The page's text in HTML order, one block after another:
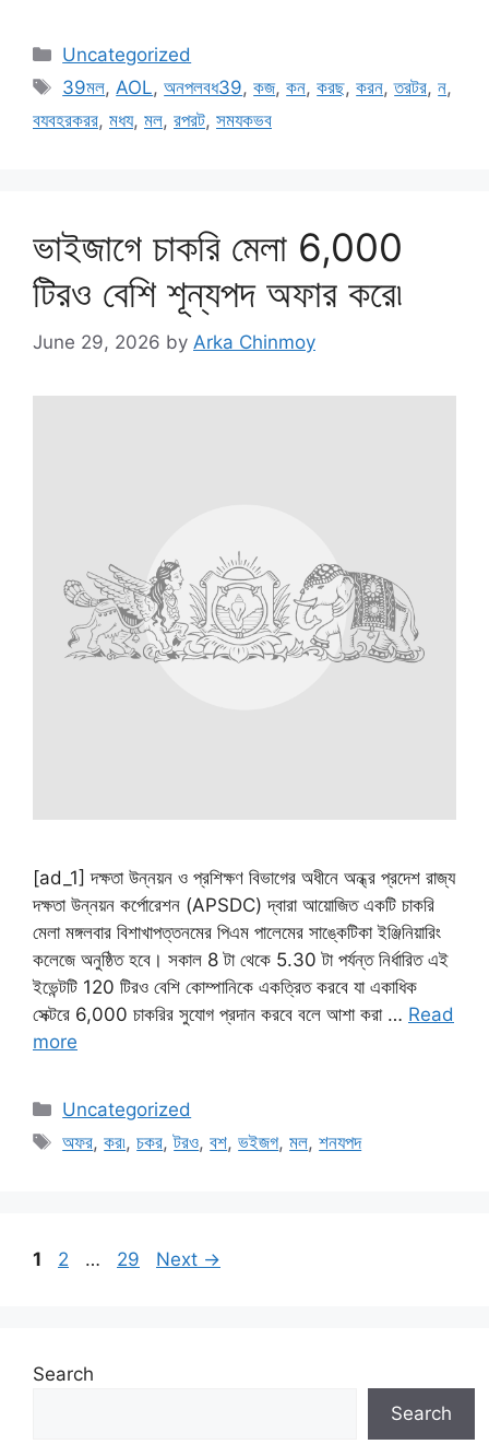
Categories
Uncategorized
Tags
39মল,AOL,অনপলবধ39,কজ,কন,করছ,করন,তরটর,ন,
বযবহরকরর, মধয, মল, রপরট, সমযকভব
ভাইজাগে চাকরি মেলা 6,000
টিরও বেশি শূন্যপদ অফার করে৷
June 29, 2026 by Arka Chinmoy
[ad_1] দক্ষতা উন্নয়ন ও প্রশিক্ষণ বিভাগের অধীনে অন্ধ্র প্রদেশ রাজ্য
দক্ষতা উন্নয়ন কর্পোরেশন (APSDC) দ্বারা আয়োজিত একটি চাকরি
মেলা মঙ্গলবার বিশাখাপত্তনমের পিএম পালেমের সাঙ্কেটিকা ​​ইঞ্জিনিয়ারিং
কলেজে অনুষ্ঠিত হবে। সকাল 8 টা থেকে 5.30 টা পর্যন্ত নির্ধারিত এই
ইভেন্টটি 120 টিরও বেশি কোম্পানিকে একত্রিত করবে যা একাধিক
সেক্টরে 6,000 চাকরির সুযোগ প্রদান করবে বলে আশা করা … Read
more
Categories
Uncategorized
Tags
অফর,কর৷,চকর,টরও,বশ,ভইজগ,মল,শনযপদ
Page
1 Page
2 … Page
29 Next →
Search
Search